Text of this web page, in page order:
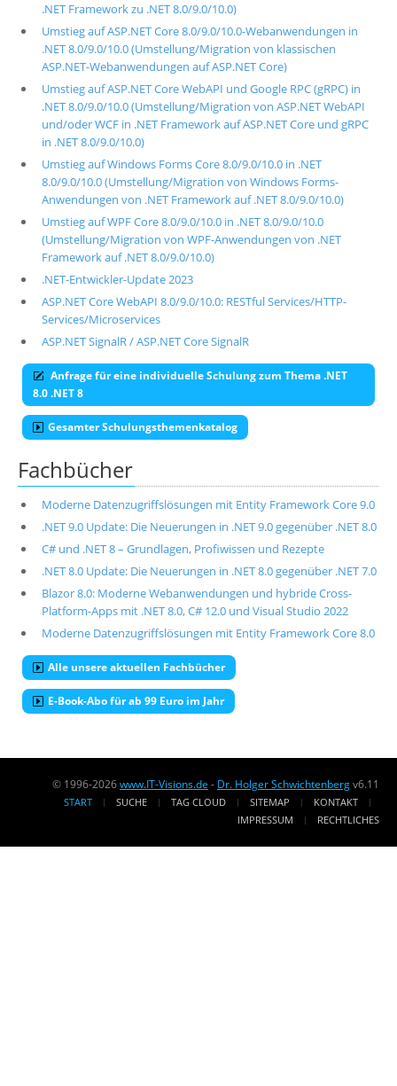
.NET Framework zu .NET 8.0/9.0/10.0)
Umstieg auf ASP.NET Core 8.0/9.0/10.0-Webanwendungen in
.NET 8.0/9.0/10.0 (Umstellung/Migration von klassischen
ASP.NET-Webanwendungen auf ASP.NET Core)
Umstieg auf ASP.NET Core WebAPI und Google RPC (gRPC) in
.NET 8.0/9.0/10.0 (Umstellung/Migration von ASP.NET WebAPI
und/oder WCF in .NET Framework auf ASP.NET Core und gRPC
in .NET 8.0/9.0/10.0)
Umstieg auf Windows Forms Core 8.0/9.0/10.0 in .NET
8.0/9.0/10.0 (Umstellung/Migration von Windows Forms-
Anwendungen von .NET Framework auf .NET 8.0/9.0/10.0)
Umstieg auf WPF Core 8.0/9.0/10.0 in .NET 8.0/9.0/10.0
(Umstellung/Migration von WPF-Anwendungen von .NET
Framework auf .NET 8.0/9.0/10.0)
.NET-Entwickler-Update 2023
ASP.NET Core WebAPI 8.0/9.0/10.0: RESTful Services/HTTP-
Services/Microservices
ASP.NET SignalR / ASP.NET Core SignalR
Anfrage für eine individuelle Schulung zum Thema .NET
8.0 .NET 8
Gesamter Schulungsthemenkatalog
Fachbücher
Moderne Datenzugriffslösungen mit Entity Framework Core 9.0
.NET 9.0 Update: Die Neuerungen in .NET 9.0 gegenüber .NET 8.0
C# und .NET 8 – Grundlagen, Profiwissen und Rezepte
.NET 8.0 Update: Die Neuerungen in .NET 8.0 gegenüber .NET 7.0
Blazor 8.0: Moderne Webanwendungen und hybride Cross-
Platform-Apps mit .NET 8.0, C# 12.0 und Visual Studio 2022
Moderne Datenzugriffslösungen mit Entity Framework Core 8.0
Alle unsere aktuellen Fachbücher
E-Book-Abo für ab 99 Euro im Jahr
© 1996-2026www.IT-Visions.de - Dr. Holger Schwichtenbergv6.11
START SUCHE TAG CLOUD SITEMAP
KONTAKT
IMPRESSUM
RECHTLICHES